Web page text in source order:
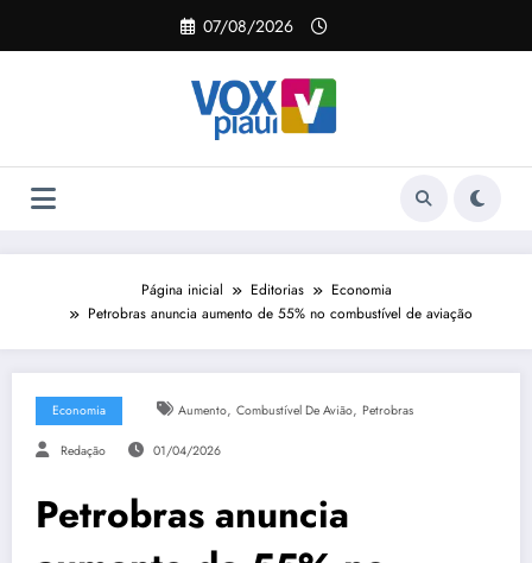
o
07/08/2026
Página inicial Editorias
Economia
Petrobras anuncia aumento de 55% no combustível de aviação
Economia Aumento, Combustível De Avião, Petrobras
Redação 01/04/2026
Petrobras anuncia